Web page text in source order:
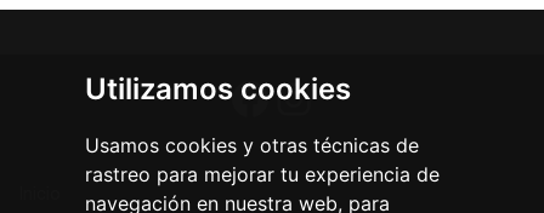
Utilizamos cookies
Usamos cookies y otras técnicas de
rastreo para mejorar tu experiencia de
navegación en nuestra web, para